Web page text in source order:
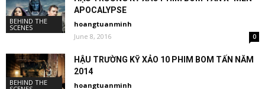
BEHIND THE
SCENES
APOCALYPSE
hoangtuanminh
June 8, 2016
0
BEHIND THE
HẬU TRƯỜNG KỸ XẢO 10 PHIM BOM TẤN NĂM
2014
hoangtuanminh